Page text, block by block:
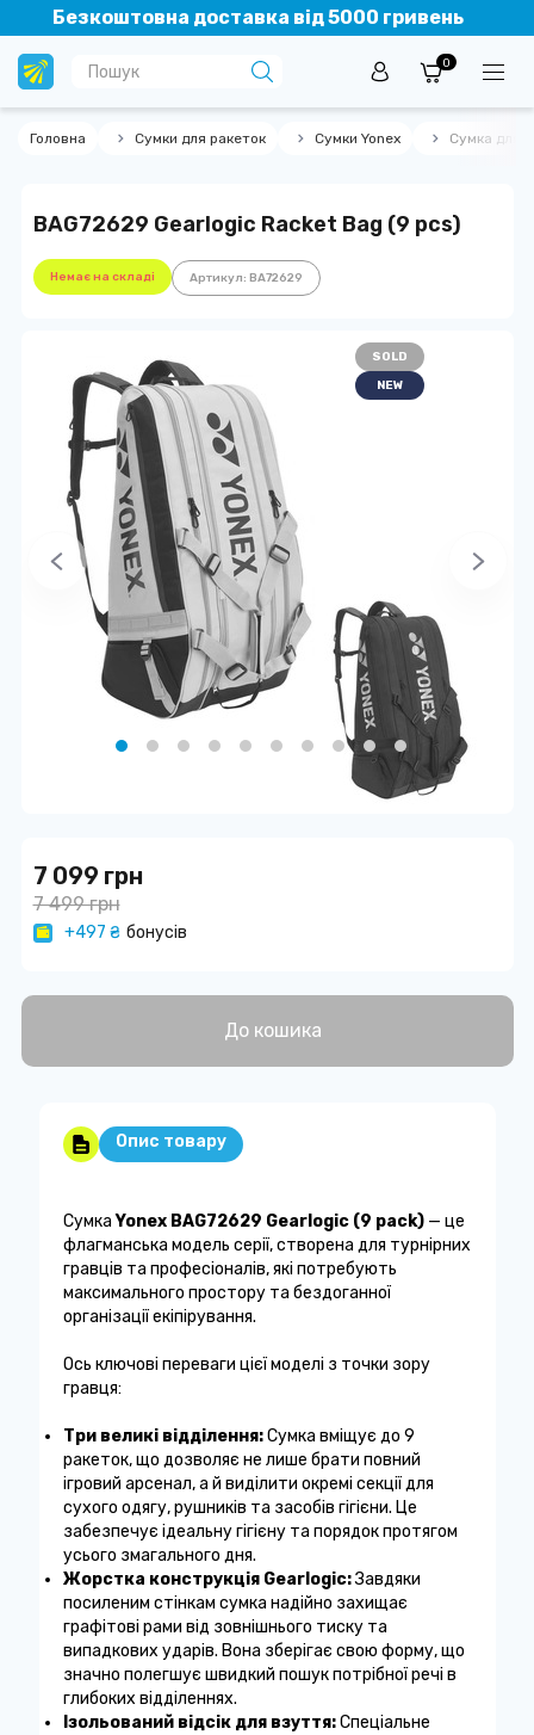
Безкоштовна доставка від 5000 гривень
0
Головна Сумки для ракеток Сумки Yonex Сумка для
BAG72629 Gearlogic Racket Bag (9 pcs)
Немає на складі Артикул: BA72629
SOLD
NEW
7 099 грн
7 499 грн
+497 ₴ бонусів
До кошика
Опис товару
СумкаYonex BAG72629 Gearlogic (9 pack)— це
флагманська модель серії, створена для турнірних
гравців та професіоналів, які потребують
максимального простору та бездоганної
організації екіпірування.
Ось ключові переваги цієї моделі з точки зору
гравця:
Три великі відділення:Сумка вміщує до 9
ракеток, що дозволяє не лише брати повний
ігровий арсенал, а й виділити окремі секції для
сухого одягу, рушників та засобів гігієни. Це
забезпечує ідеальну гігієну та порядок протягом
усього змагального дня.
Жорстка конструкція Gearlogic:Завдяки
посиленим стінкам сумка надійно захищає
графітові рами від зовнішнього тиску та
випадкових ударів. Вона зберігає свою форму, що
значно полегшує швидкий пошук потрібної речі в
глибоких відділеннях.
Ізольований відсік для взуття:Спеціальне